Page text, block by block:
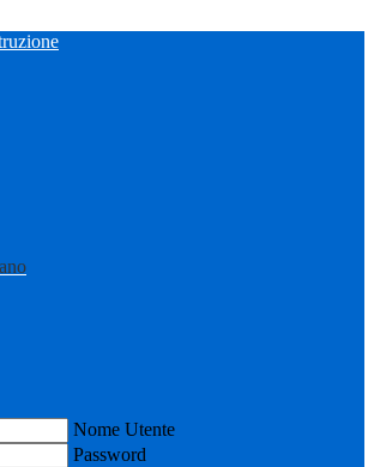
Nome Utente
Password